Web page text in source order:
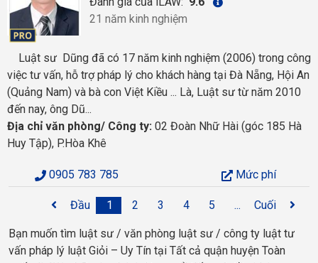
21 năm kinh nghiệm
Luật sư Dũng đã có 17 năm kinh nghiệm (2006) trong công
việc tư vấn, hỗ trợ pháp lý cho khách hàng tại Đà Nẵng, Hội An
(Quảng Nam) và bà con Việt Kiều ... Là, Luật sư từ năm 2010
đến nay, ông Dũ...
Địa chỉ văn phòng/ Công ty: 02 Đoàn Nhữ Hài (góc 185 Hà
Huy Tập), P.Hòa Khê
0905 783 785 Mức phí
Đầu 1 2 3 4 5 ... Cuối
Bạn muốn tìm luật sư / văn phòng luật sư / công ty luật tư
vấn pháp lý luật Giỏi – Uy Tín tại Tất cả quận huyện Toàn